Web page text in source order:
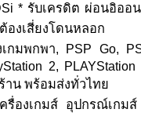
* รับเครดิต ผ่อนอิอ
องเสี่ยงโดนหลอก
กมพกพา, PSP Go,
2,
าน พร้อมส่งทั่วไทย
รื่องเกมส์ อุปกรณ์เก